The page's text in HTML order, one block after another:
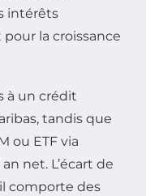
intérêts
la croissance
à un crédit
tandis que
ou ETF via
net. L’écart de
comporte des